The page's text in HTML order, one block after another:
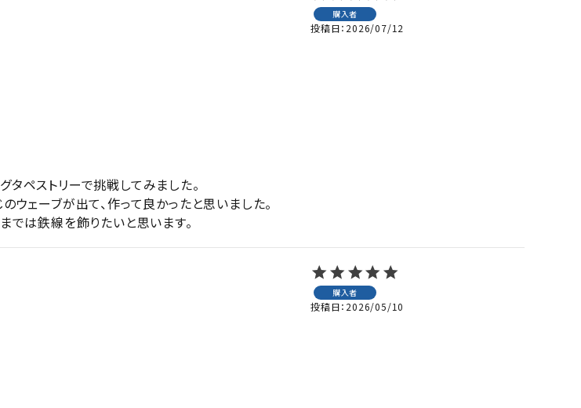
購入者
投稿日 2026/07/12
ペストリーで挑戦してみました。
ウェーブが出て、作って良かったと思いました。
では鉄線を飾りたいと思います。
購入者
投稿日 2026/05/10